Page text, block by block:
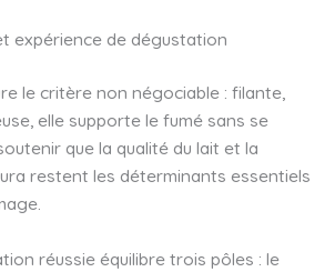
expérience de dégustation
le critère non négociable : filante,
elle supporte le fumé sans se
que la qualité du lait et la
restent les déterminants essentiels
réussie équilibre trois pôles : le